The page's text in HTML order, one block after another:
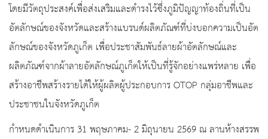
โดยมีวัตถุประสงค์เพื่อส่งเสริมและดำรงไว้ซึ่งภูมิปัญญาท้องถิ่นที่เป็น
อัตลักษณ์ของจังหวัดและสร้างแบรนด์ผลิตภัณฑ์ที่บ่งบอกความเป็นอัต
ลักษณ์ของจังหวัดภูเก็ต เพื่อประชาสัมพันธ์ลายผ้าอัตลักษณ์และ
ผลิตภัณฑ์จากผ้าลายอัตลักษณ์ภูเก็ตให้เป็นที่รู้จักอย่างแพร่หลาย เพื่อ
สร้างอาชีพสร้างรายได้ให้ผู้ผลิตผู้ประกอบการ OTOP กลุ่มอาชีพและ
ประชาชนในจังหวัดภูเก็ต
กำหนดดำเนินการ 31 พฤษภาคม- 2 มิถุนายน 2569 ณ ลานห้างสรรพ